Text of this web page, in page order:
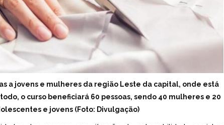
a jovens e mulheres da região Leste da capital, onde está
o curso beneficiará 60 pessoas, sendo 40 mulheres e 20
e jovens (Foto: Divulgação)